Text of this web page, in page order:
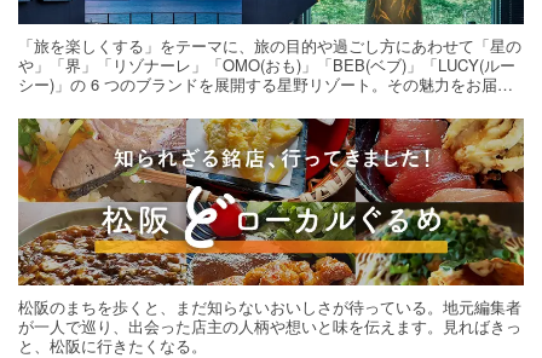
「旅を楽しくする」をテーマに、旅の目的や過ごし方にあわせて「星の
や」「界」「リゾナーレ」「OMO(おも)」「BEB(ベブ)」「LUCY(ルー
シー)」の 6 つのブランドを展開する星野リゾート。その魅力をお届け
松阪のまちを歩くと、まだ知らないおいしさが待っている。地元編集者
が一人で巡り、出会った店主の人柄や想いと味を伝えます。見ればきっ
と、松阪に行きたくなる。